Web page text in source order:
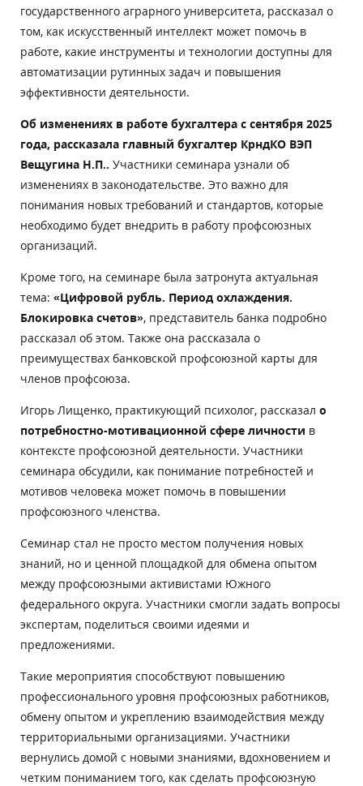
государственного аграрного университета, рассказал о
том, как искусственный интеллект может помочь в
работе, какие инструменты и технологии доступны для
автоматизации рутинных задач и повышения
эффективности деятельности.
Об изменениях в работе бухгалтера с сентября 2025
года, рассказала главный бухгалтер КрндКО ВЭП
Вещугина Н.П.. Участники семинара узнали об
изменениях в законодательстве. Это важно для
понимания новых требований и стандартов, которые
необходимо будет внедрить в работу профсоюзных
организаций.
Кроме того, на семинаре была затронута актуальная
тема: «Цифровой рубль. Период охлаждения.
Блокировка счетов», представитель банка подробно
рассказал об этом. Также она рассказала о
преимуществах банковской профсоюзной карты для
членов профсоюза.
Игорь Лищенко, практикующий психолог, рассказал о
потребностно-мотивационной сфере личности в
контексте профсоюзной деятельности. Участники
семинара обсудили, как понимание потребностей и
мотивов человека может помочь в повышении
профсоюзного членства.
Семинар стал не просто местом получения новых
знаний, но и ценной площадкой для обмена опытом
между профсоюзными активистами Южного
федерального округа. Участники смогли задать вопросы
экспертам, поделиться своими идеями и
предложениями.
Такие мероприятия способствуют повышению
профессионального уровня профсоюзных работников,
обмену опытом и укреплению взаимодействия между
территориальными организациями. Участники
вернулись домой с новыми знаниями, вдохновением и
четким пониманием того, как сделать профсоюзную